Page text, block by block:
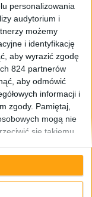
personalizowania
audytorium i
możemy
i identyfikację
aby wyrazić zgodę
824 partnerów
aby odmówić
informacji i
zgody. Pamiętaj,
mogą nie
się takiemu
zmienić swoje
stronę i klikając
ceny